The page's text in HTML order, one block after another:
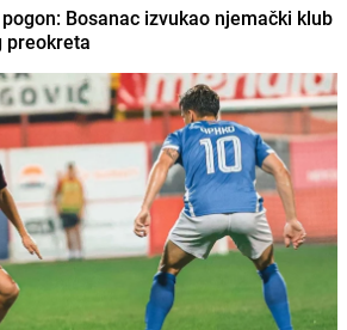
Bosanac izvukao njemački klub
preokreta